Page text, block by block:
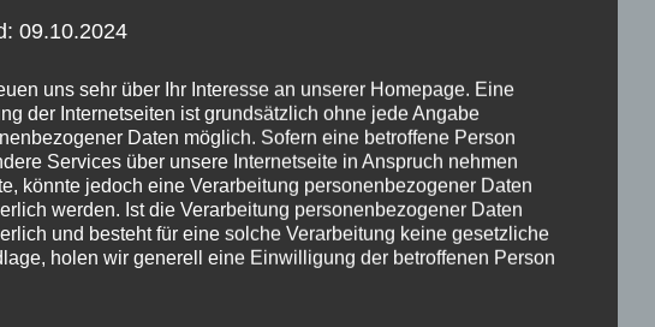
der Staatsanwaltschaft
09.10.2024
uns sehr über Ihr Interesse an unserer Homepage. Eine
der Internetseiten ist grundsätzlich ohne jede Angabe
Daten möglich. Sofern eine betroffene Person
Services über unsere Internetseite in Anspruch nehmen
könnte jedoch eine Verarbeitung personenbezogener Daten
werden. Ist die Verarbeitung personenbezogener Daten
und besteht für eine solche Verarbeitung keine gesetzliche
holen wir generell eine Einwilligung der betroffenen Person